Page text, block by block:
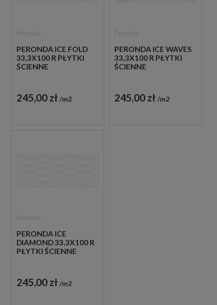
PERONDA ICE FOLD
33,3X100 R PŁYTKI
ŚCIENNE
245,00 zł m2
PERONDA ICE WAVES
33,3X100 R PŁYTKI
ŚCIENNE
245,00 zł m2
PERONDA ICE
DIAMOND 33,3X100 R
PŁYTKI ŚCIENNE
245,00 zł m2